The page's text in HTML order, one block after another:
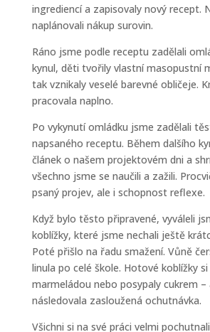
ingrediencí a zapisovaly nový recept.
naplánovali nákup surovin.
Ráno jsme podle receptu zadělali
kynul, děti tvořily vlastní masopustní
tak vznikaly veselé barevné obličeje.
pracovala naplno.
Po vykynutí omládku jsme zadělali
napsaného receptu. Během dalšího
článek o našem projektovém dni a
všechno jsme se naučili a zažili.
psaný projev, ale i schopnost reflexe.
Když bylo těsto připravené, vyváleli
koblížky, které jsme nechali ještě
Poté přišlo na řadu smažení. Vůně
linula po celé škole. Hotové koblížky
marmeládou nebo posypaly cukrem –
následovala zasloužená ochutnávka.
Všichni si na své práci velmi